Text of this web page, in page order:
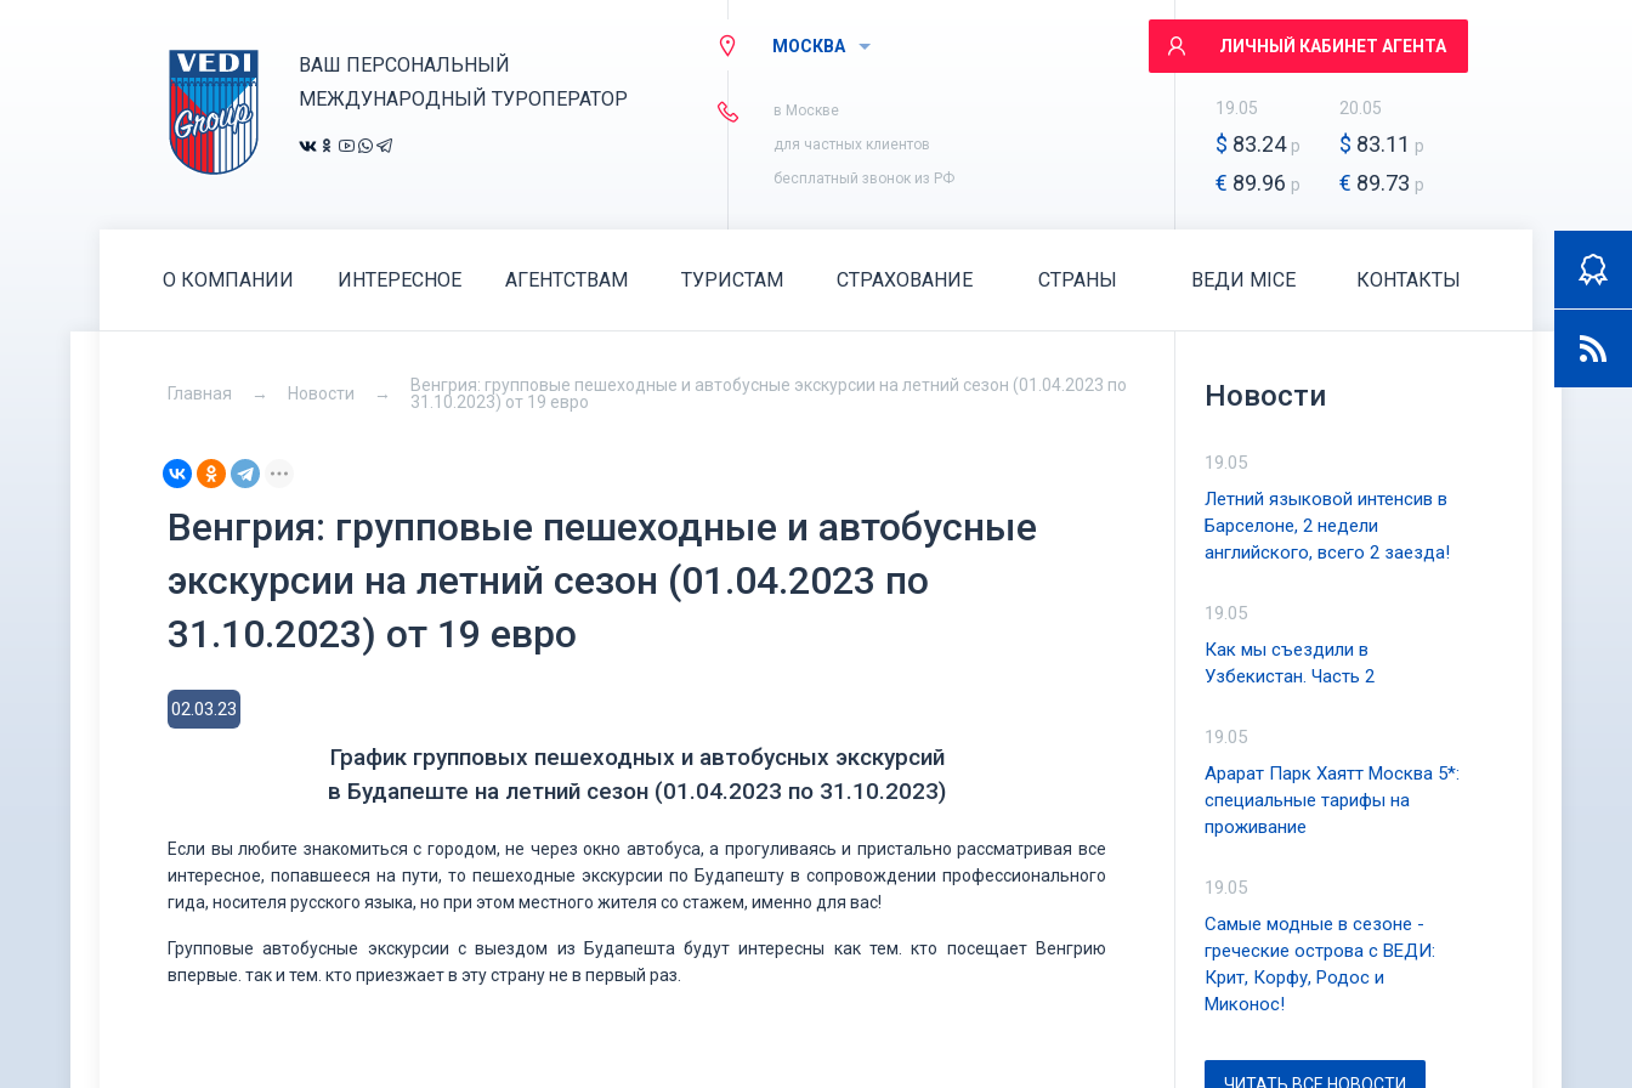
ВАШ ПЕРСОНАЛЬНЫЙ
МЕЖДУНАРОДНЫЙ ТУРОПЕРАТОР
МОСКВА
в Москве
для частных клиентов
бесплатный звонок из РФ
ЛИЧНЫЙ КАБИНЕТ АГЕНТА
19.05
$ 83.24 р
€ 89.96 р
20.05
$ 83.11 р
€ 89.73 р
О КОМПАНИИ ИНТЕРЕСНОЕ АГЕНТСТВАМ ТУРИСТАМ СТРАХОВАНИЕ СТРАНЫ ВЕДИ MICE КОНТАКТЫ
Главная Новости
Венгрия: групповые пешеходные и автобусные экскурсии на летний сезон (01.04.2023 по
31.10.2023) от 19 евро
Венгрия: групповые пешеходные и автобусные
экскурсии на летний сезон (01.04.2023 по
31.10.2023) от 19 евро
02.03.23
График групповых пешеходных и автобусных экскурсий
в Будапеште на летний сезон (01.04.2023 по 31.10.2023)
Если вы любите знакомиться с городом, не через окно автобуса, а прогуливаясь и пристально рассматривая все
интересное, попавшееся на пути, то пешеходные экскурсии по Будапешту в сопровождении профессионального
гида, носителя русского языка, но при этом местного жителя со стажем, именно для вас!
Групповые автобусные экскурсии с выездом из Будапешта будут интересны как тем. кто посещает Венгрию
впервые. так и тем. кто приезжает в эту страну не в первый раз.
Новости
19.05
Летний языковой интенсив в
Барселоне, 2 недели
английского, всего 2 заезда!
19.05
Как мы съездили в
Узбекистан. Часть 2
19.05
Арарат Парк Хаятт Москва 5*:
специальные тарифы на
проживание
19.05
Самые модные в сезоне -
греческие острова с ВЕДИ:
Крит, Корфу, Родос и
Миконос!